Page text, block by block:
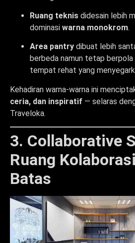
Ruang teknis didesain lebih
dominasi warna monokrom.
Area pantry dibuat lebih
berbeda namun tetap berpola
tempat rehat yang
Kehadiran warna-warna ini
ceria, dan inspiratif — selaras
Traveloka.
3. Collaborative
Ruang
Batas